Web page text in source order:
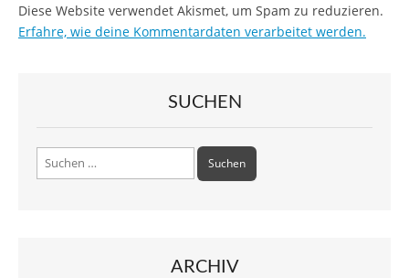
Diese Website verwendet Akismet, um Spam zu reduzieren.
Erfahre, wie deine Kommentardaten verarbeitet werden.
SUCHEN
Suchen
nach:
ARCHIV